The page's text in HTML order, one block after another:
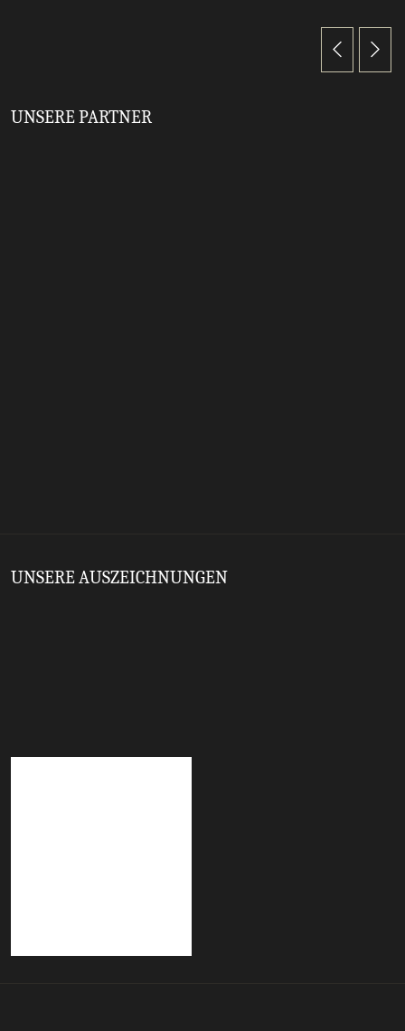
UNSERE PARTNER
UNSERE AUSZEICHNUNGEN